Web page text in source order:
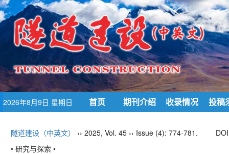
2026年8月9日 星期日 首页 期刊介绍 收录情况 投稿
隧道建设（中英文） ›› 2025, Vol. 45 ›› Issue (4): 774-781.
• 研究与探索 •